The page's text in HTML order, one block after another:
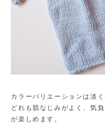
カラーバリエーションは淡
どれも肌なじみがよく、気
が楽しめます。